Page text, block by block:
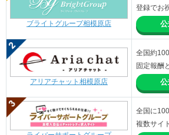
ブライトグループ相模原店
登録でお
アリアチャット相模原店
全国約
固定報酬
全国に
複数サイ